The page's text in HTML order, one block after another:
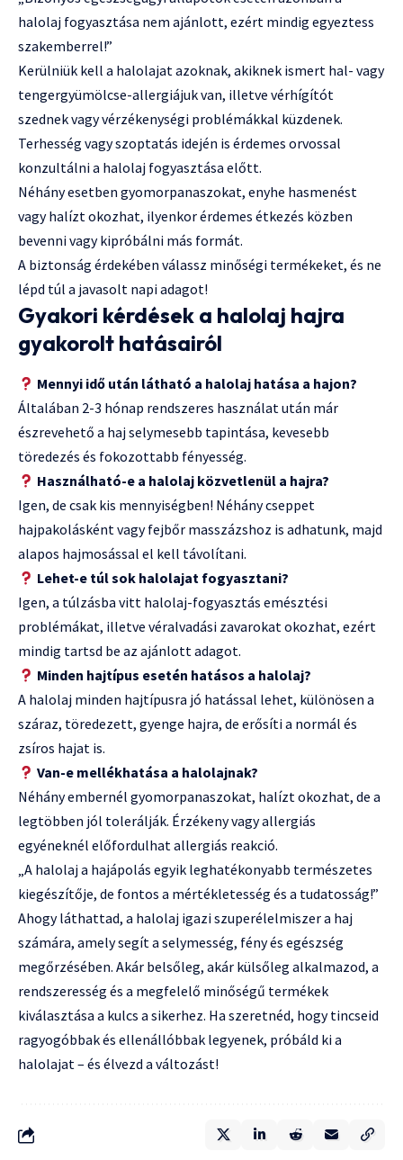
halolaj fogyasztása nem ajánlott, ezért mindig egyeztess
szakemberrel!”
Kerülniük kell a halolajat azoknak, akiknek ismert hal- vagy
tengergyümölcse-allergiájuk van, illetve vérhígítót
szednek vagy vérzékenységi problémákkal küzdenek.
Terhesség vagy szoptatás idején is érdemes orvossal
konzultálni a halolaj fogyasztása előtt.
Néhány esetben gyomorpanaszokat, enyhe hasmenést
vagy halízt okozhat, ilyenkor érdemes étkezés közben
bevenni vagy kipróbálni más formát.
A biztonság érdekében válassz minőségi termékeket, és ne
lépd túl a javasolt napi adagot!
Gyakori kérdések a halolaj hajra
gyakorolt hatásairól
Mennyi idő után látható a halolaj hatása a hajon?
Általában 2-3 hónap rendszeres használat után már
észrevehető a haj selymesebb tapintása, kevesebb
töredezés és fokozottabb fényesség.
Használható-e a halolaj közvetlenül a hajra?
Igen, de csak kis mennyiségben! Néhány cseppet
hajpakolásként vagy fejbőr masszázshoz is adhatunk, majd
alapos hajmosással el kell távolítani.
Lehet-e túl sok halolajat fogyasztani?
Igen, a túlzásba vitt halolaj-fogyasztás emésztési
problémákat, illetve véralvadási zavarokat okozhat, ezért
mindig tartsd be az ajánlott adagot.
Minden hajtípus esetén hatásos a halolaj?
A halolaj minden hajtípusra jó hatással lehet, különösen a
száraz, töredezett, gyenge hajra, de erősíti a normál és
zsíros hajat is.
Van-e mellékhatása a halolajnak?
Néhány embernél gyomorpanaszokat, halízt okozhat, de a
legtöbben jól tolerálják. Érzékeny vagy allergiás
egyéneknél előfordulhat allergiás reakció.
„A halolaj a hajápolás egyik leghatékonyabb természetes
kiegészítője, de fontos a mértékletesség és a tudatosság!”
Ahogy láthattad, a halolaj igazi szuperélelmiszer a haj
számára, amely segít a selymesség, fény és egészség
megőrzésében. Akár belsőleg, akár külsőleg alkalmazod, a
rendszeresség és a megfelelő minőségű termékek
kiválasztása a kulcs a sikerhez. Ha szeretnéd, hogy tincseid
ragyogóbbak és ellenállóbbak legyenek, próbáld ki a
halolajat – és élvezd a változást!